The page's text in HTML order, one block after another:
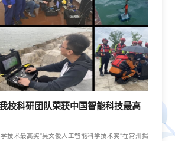
校科研团队荣获中国智能科技最高
技术最高奖“吴文俊人工智能科学技术奖”在常州揭